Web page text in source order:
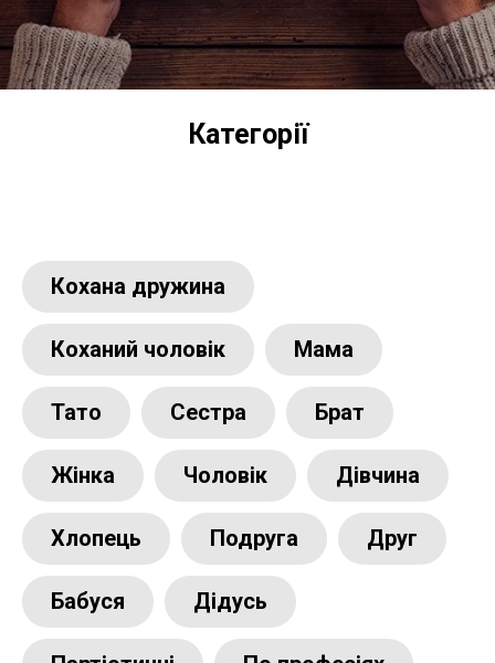
Категорії
Кохана дружина
Коханий чоловік Мама
Тато Сестра Брат
Жінка Чоловік Дівчина
Хлопець Подруга Друг
Бабуся Дідусь